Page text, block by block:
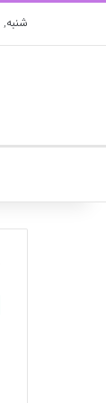
شنبه, 17 مرداد 1405